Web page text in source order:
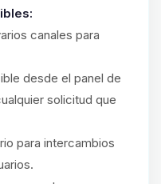
canales para
desde el panel de
solicitud que
para intercambios